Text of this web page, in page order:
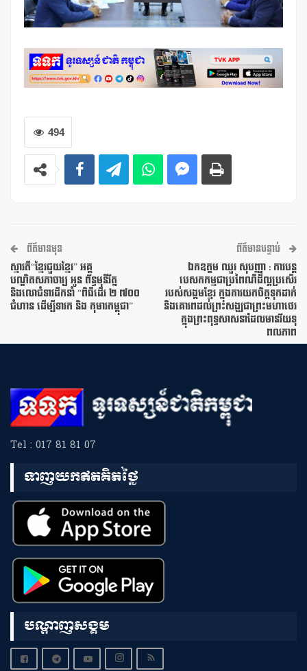
494
ព័ត៌មានមុន
ស្មារតី“ខ្មែរជួយខ្មែរ” អគ្គ
បណ្ឌិតសភាចារ្យ អូន ព័ន្ធមុនីរ័ត្ន
និងលោជំទាវដឹកនាំ “ពិធីដើរ ២​ ៧០០
ជំហាន ដើម្បីទារក និង កុមារកម្ពុជា”
ព័ត៌មានបន្ទាប់
ឯកឧត្តម ឈួរ សុបញ្ញា : ការបន្ត
បេសកកម្មជាប្រពៃណីដ៏ល្អប្រសើរ
របស់សង្គមខ្មែរ ក្នុងការយកចិត្តទុកដាក់
និងគោរពដល់ព្រះសង្ឃជាព្រះមហាថេរ
ក្នុងព្រះពុទ្ធសាសនាដែលមានវ័យទុ
ពលភាព
Tel : 017 81 81 07
ទាញយកឥតគិតថ្លៃ
បណ្តាញសង្គម